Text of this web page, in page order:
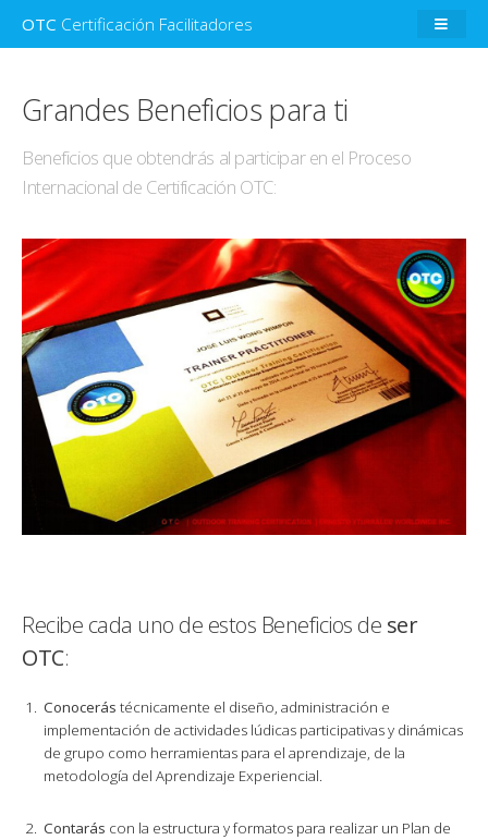
OTC Certificación Facilitadores
Grandes Beneficios para ti
Beneficios que obtendrás al participar en el Proceso
Internacional de Certificación OTC:
Recibe cada uno de estos Beneficios de ser
OTC:
Conocerás técnicamente el diseño, administración e
implementación de actividades lúdicas participativas y dinámicas
de grupo como herramientas para el aprendizaje, de la
metodología del Aprendizaje Experiencial.
Contarás con la estructura y formatos para realizar un Plan de